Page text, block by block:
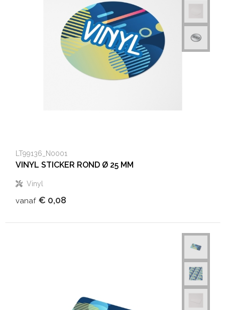
LT99136_N0001
VINYL STICKER ROND Ø 25 MM
Vinyl
vanaf € 0,08